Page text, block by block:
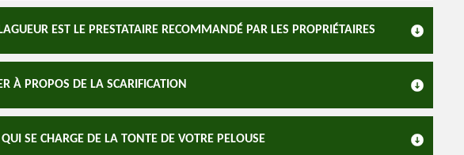
EST LE PRESTATAIRE RECOMMANDÉ PAR LES PROPRIÉTAIRES
À PROPOS DE LA SCARIFICATION
SE CHARGE DE LA TONTE DE VOTRE PELOUSE